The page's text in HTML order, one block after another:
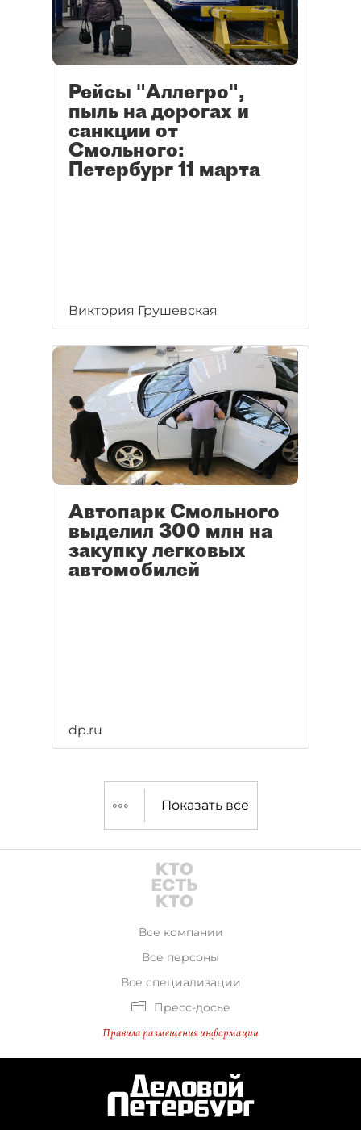
Рейсы "Аллегро",
пыль на дорогах и
санкции от
Смольного:
Петербург 11 марта
Виктория Грушевская
Автопарк Смольного
выделил 300 млн на
закупку легковых
автомобилей
dp.ru
Показать все
Все компании
Все персоны
Все специализации
Пресс-досье
Правила размещения информации